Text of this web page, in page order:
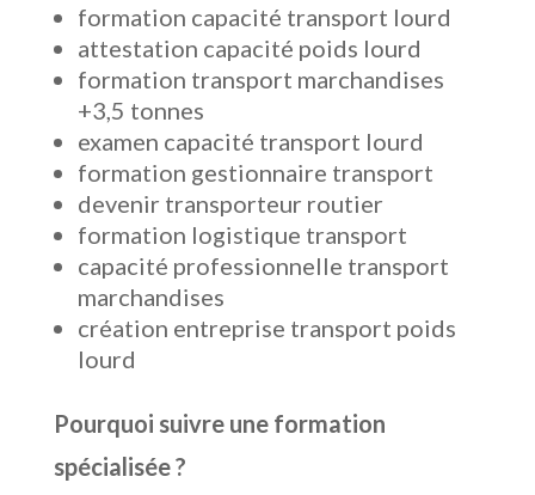
formation capacité transport lourd
attestation capacité poids lourd
formation transport marchandises
+3,5 tonnes
examen capacité transport lourd
formation gestionnaire transport
devenir transporteur routier
formation logistique transport
capacité professionnelle transport
marchandises
création entreprise transport poids
lourd
Pourquoi suivre une formation
spécialisée ?